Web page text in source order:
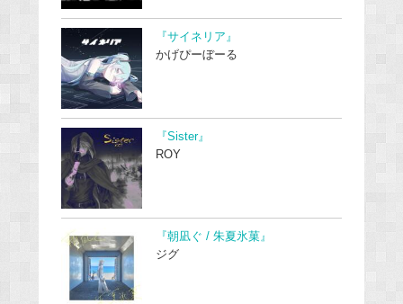
『サイネリア』
かげぴーぼーる
『Sister』
ROY
『朝凪ぐ / 朱夏氷菓』
ジグ